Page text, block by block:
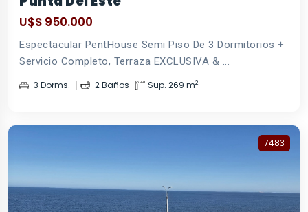
U$S 950.000
Espectacular PentHouse Semi Piso De 3 Dormitorios +
Servicio Completo, Terraza EXCLUSIVA & ...
3 Dorms. 2 Baños Sup. 269 m2
7483